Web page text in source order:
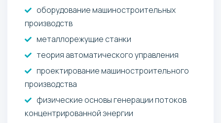
оборудование машиностроительных
производств
металлорежущие станки
теория автоматического управления
проектирование машиностроительного
производства
физические основы генерации потоков
концентрированной энергии